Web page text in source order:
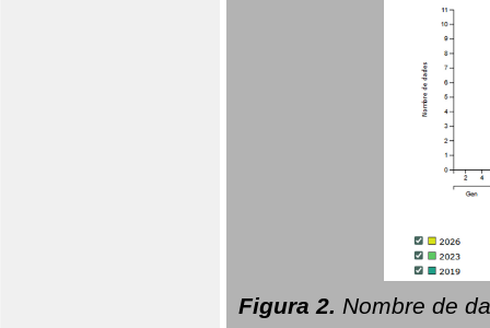
Figura 2. Nombre de